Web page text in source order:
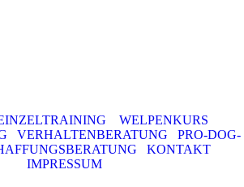
WELPENKURS
VERHALTENBERATUNG
PRO-DOG-
KONTAKT
IMPRESSUM